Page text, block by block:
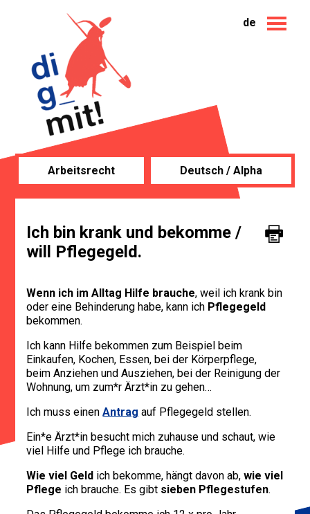
de
Arbeitsrecht Deutsch / Alpha
Ich bin krank und bekomme /
will Pflegegeld.
Wenn ich im Alltag Hilfe brauche, weil ich krank bin
oder eine Behinderung habe, kann ich Pflegegeld
bekommen.
Ich kann Hilfe bekommen zum Beispiel beim
Einkaufen, Kochen, Essen, bei der Körperpflege,
beim Anziehen und Ausziehen, bei der Reinigung der
Wohnung, um zum*r Ärzt*in zu gehen…
Ich muss einenAntrag auf Pflegegeld stellen.
Ein*e Ärzt*in besucht mich zuhause und schaut, wie
viel Hilfe und Pflege ich brauche.
Wie viel Geld ich bekomme, hängt davon ab,wie viel
Pflege ich brauche. Es gibt sieben Pflegestufen.